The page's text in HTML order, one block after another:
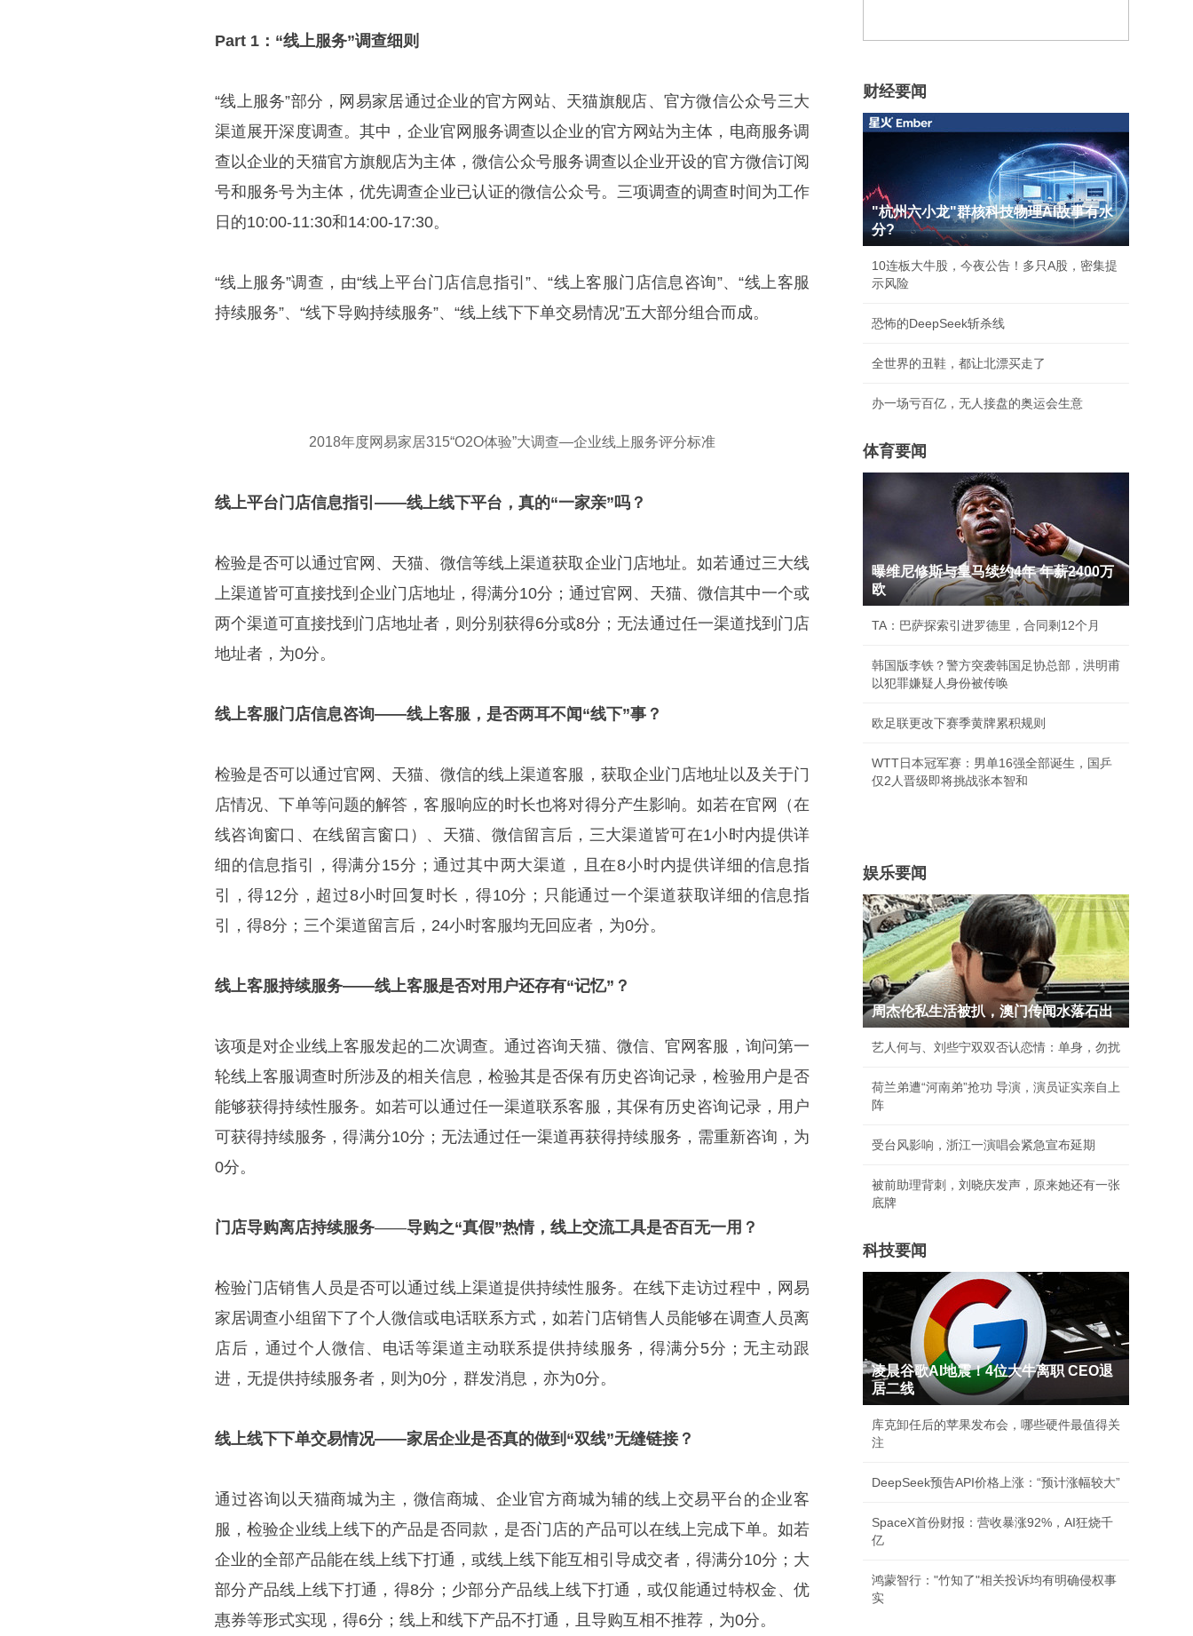
Part 1：“线上服务”调查细则
“线上服务”部分，网易家居通过企业的官方网站、天猫旗舰店、官方微信公众号三大
渠道展开深度调查。其中，企业官网服务调查以企业的官方网站为主体，电商服务调
查以企业的天猫官方旗舰店为主体，微信公众号服务调查以企业开设的官方微信订阅
号和服务号为主体，优先调查企业已认证的微信公众号。三项调查的调查时间为工作
日的10:00-11:30和14:00-17:30。
“线上服务”调查，由“线上平台门店信息指引”、“线上客服门店信息咨询”、“线上客服
持续服务”、“线下导购持续服务”、“线上线下下单交易情况”五大部分组合而成。
2018年度网易家居315“O2O体验”大调查—企业线上服务评分标准
线上平台门店信息指引 ——线上线下平台，真的“一家亲”吗？
检验是否可以通过官网、天猫、微信等线上渠道获取企业门店地址。如若通过三大线
上渠道皆可直接找到企业门店地址 ， 得满分10分；通过官网、天猫、微信其中一个或
两个渠道可直接找到门店地址者，则分别获得6分或8分；无法通过任一渠道找到门店
地址者，为0分。
线上客服门店信息咨询——线上客服，是否两耳不闻“线下”事？
检验是否可以通过官网、天猫、微信的线上渠道客服，获取企业门店地址以及关于门
店情况、下单等问题的解答，客服响应的时长也将对得分产生影响。如若在官网（在
线咨询窗口、在线留言窗口）、天猫、微信留言后，三大渠道皆可在1小时内提供详
细的信息指引，得满分15分；通过其中两大渠道，且在8小时内提供详细的信息指
引，得12分，超过8小时回复时长 ，得10分；只能通过一个渠道获取详细的信息指
引，得8分；三个渠道留言后，24小时客服均无回应者，为0分。
线上客服持续服务——线上客服是否对用户还存有“记忆”？
该项是对企业线上客服发起的二次调查。通过咨询天猫、微信、官网客服，询问第一
轮线上客服调查时所涉及的相关信息， 检验其是否保有历史咨询记录，检验用户是否
能够获得持续性服务。如若可以通过任一渠道联系客服，其保有历史咨询记录， 用户
可获得持续服务，得满分10分；无法通过任一渠道再获得持续服务，需重新咨询，为
0分。
门店导购离店持续服务——导购之“真假”热情，线上交流工具是否百无一用？
检验门店销售人员是否可以通过线上渠道提供持续性服务。在线下走访过程中，网易
家居调查小组留下了个人微信或电话联系方式，如若门店销售人员能够在调查人员离
店后，通过个人微信、电话等渠道主动联系提供持续服务，得满分5分；无主动跟
进，无提供持续服务者，则为0分 ，群发消息，亦为0分。
线上线下下单交易情况——家居企业是否真的做到“双线”无缝链接？
通过咨询以天猫商城为主，微信商城、企业官方商城为辅的线上交易平台的企业客
服，检验企业线上线下的产品是否同款，是否门店的产品可以在线上完成下单。如若
企业的全部产品能在线上线下打通，或线上线下能互相引导成交者，得满分10分；大
部分产品线上线下打通，得8分；少部分产品线上线下打通，或仅能通过特权金、优
惠券等形式实现，得6分；线上和线下产品不打通，且导购互相不推荐，为0分。
财经要闻
"杭州六小龙"群核科技物理AI故事有水
分?
10连板大牛股，今夜公告！多只A股，密集提
示风险
恐怖的DeepSeek斩杀线
全世界的丑鞋，都让北漂买走了
办一场亏百亿，无人接盘的奥运会生意
体育要闻
曝维尼修斯与皇马续约4年 年薪2400万
欧
TA：巴萨探索引进罗德里，合同剩12个月
韩国版李铁？警方突袭韩国足协总部，洪明甫
以犯罪嫌疑人身份被传唤
欧足联更改下赛季黄牌累积规则
WTT日本冠军赛：男单16强全部诞生，国乒
仅2人晋级即将挑战张本智和
娱乐要闻
周杰伦私生活被扒，澳门传闻水落石出
艺人何与、刘些宁双双否认恋情：单身，勿扰
荷兰弟遭“河南弟”抢功 导演，演员证实亲自上
阵
受台风影响，浙江一演唱会紧急宣布延期
被前助理背刺，刘晓庆发声，原来她还有一张
底牌
科技要闻
凌晨谷歌AI地震！4位大牛离职 CEO退
居二线
库克卸任后的苹果发布会，哪些硬件最值得关
注
DeepSeek预告API价格上涨：“预计涨幅较大”
SpaceX首份财报：营收暴涨92%，AI狂烧千
亿
鸿蒙智行："竹知了"相关投诉均有明确侵权事
实